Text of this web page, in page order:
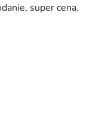
super cena.